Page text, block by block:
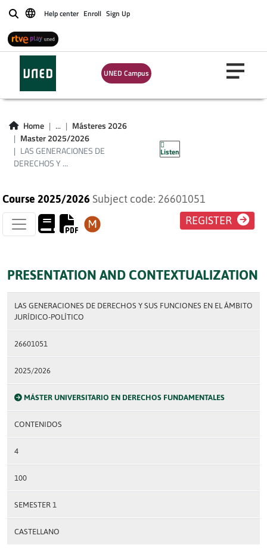
BuscarHelp center Enroll Sign Up
UNED Campus
Home ...
Másteres 2026
Master 2025/2026
LAS GENERACIONES DE
DERECHOS Y ...
Listen
LAS GENERACIONES
DE DERECHOS Y
SUS FUNCIONES EN
EL ÁMBITO
JURÍDICO-POLÍTICO
Course 2025/2026 Subject code: 26601051
REGISTER
PRESENTATION AND CONTEXTUALIZATION
LAS GENERACIONES DE DERECHOS Y SUS FUNCIONES EN EL ÁMBITO
JURÍDICO-POLÍTICO
26601051
2025/2026
MÁSTER UNIVERSITARIO EN DERECHOS FUNDAMENTALES
CONTENIDOS
4
100
SEMESTER 1
CASTELLANO